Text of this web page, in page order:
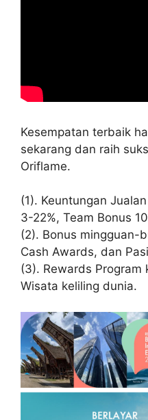
Kesempatan terbaik
sekarang dan raih
Oriflame.
(1). Keuntungan
3-22%, Team Bonus
(2). Bonus mingguan-
Cash Awards, dan
(3). Rewards Program
Wisata keliling dunia.